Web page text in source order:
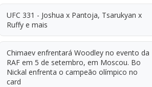
UFC 331 - Joshua x Pantoja, Tsarukyan x
Ruffy e mais
Chimaev enfrentará Woodley no evento da
RAF em 5 de setembro, em Moscou. Bo
Nickal enfrenta o campeão olímpico no
card